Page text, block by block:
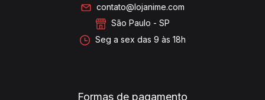
contato@lojanime.com
São Paulo - SP
Seg a sex das 9 às 18h
Formas de pagamento